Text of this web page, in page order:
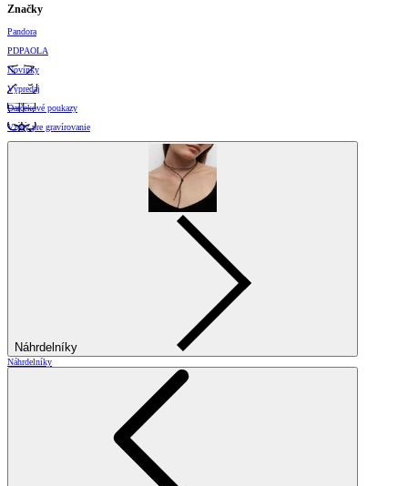
Značky
Pandora
PDPAOLA
Novinky
Výpredaj
Darčekové poukazy
Vzory pre gravírovanie
Náhrdelníky
Náhrdelníky